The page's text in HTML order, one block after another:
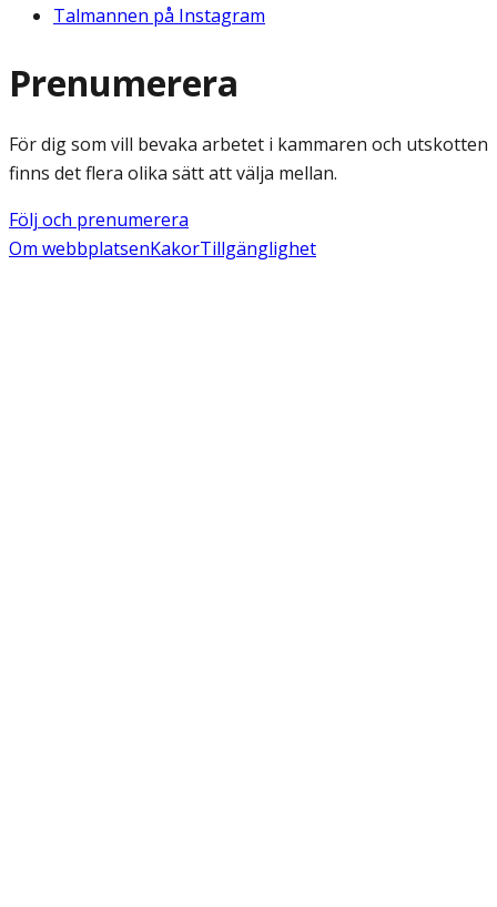
Talmannen på Instagram
Prenumerera
För dig som vill bevaka arbetet i kammaren och utskotten
finns det flera olika sätt att välja mellan.
Följ och prenumerera
Om webbplatsenKakorTillgänglighet